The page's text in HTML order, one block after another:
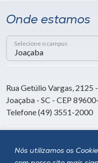
Nós utilizamos os
Onde estamos
Selecione o campus
Rua Getúlio Vargas, 2125
Joaçaba - SC - CEP
Telefone (49) 3551-2000
Siga a Unoesc